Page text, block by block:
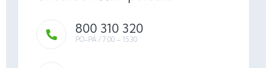
800 310 320